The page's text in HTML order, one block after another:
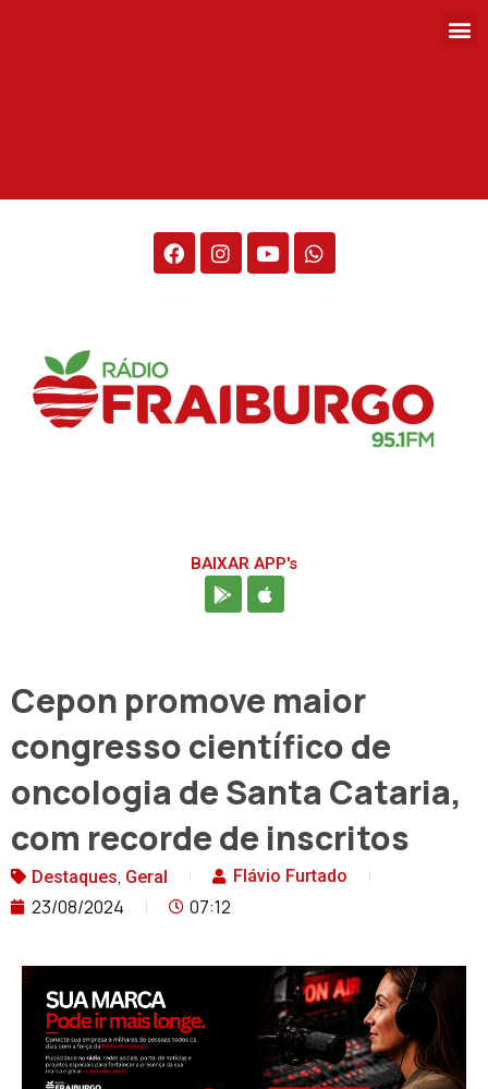
BAIXAR APP's
Cepon promove maior
congresso científico de
oncologia de Santa Cataria,
com recorde de inscritos
Destaques, Geral Flávio Furtado
23/08/2024 07:12